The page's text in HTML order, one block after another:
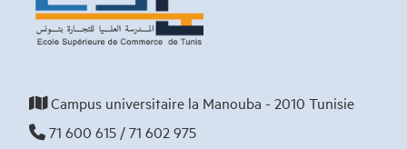
Campus universitaire la Manouba - 2010 Tunisie
71 600 615 / 71 602 975